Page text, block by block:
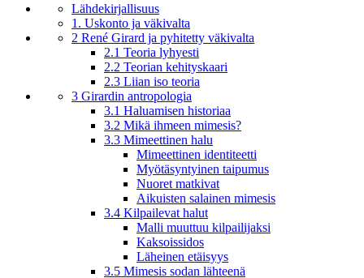
Lähdekirjallisuus
1. Uskonto ja väkivalta
2 René Girard ja pyhitetty väkivalta
2.1 Teoria lyhyesti
2.2 Teorian kehityskaari
2.3 Liian iso teoria
3 Girardin antropologia
3.1 Haluamisen historiaa
3.2 Mikä ihmeen mimesis?
3.3 Mimeettinen halu
Mimeettinen identiteetti
Myötäsyntyinen taipumus
Nuoret matkivat
Aikuisten salainen mimesis
3.4 Kilpailevat halut
Malli muuttuu kilpailijaksi
Kaksoissidos
Läheinen etäisyys
3.5 Mimesis sodan lähteenä